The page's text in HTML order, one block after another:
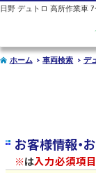
日野 デュトロ 高所作業車
ホーム 車両検索 デ
お客様情報・
※は入力必須項目